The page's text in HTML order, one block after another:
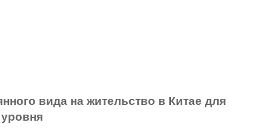
вида на жительство в Китае для